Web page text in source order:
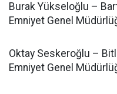
Burak Yükseloğlu –
Emniyet Genel
Oktay Seskeroğlu –
Emniyet Genel